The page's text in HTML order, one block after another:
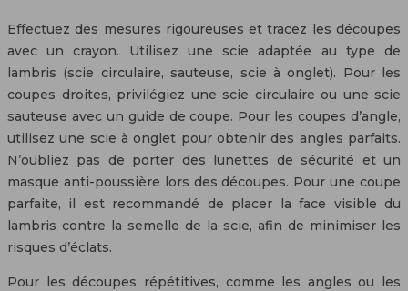
Effectuez des mesures rigoureuses et tracez les découpes
avec un crayon. Utilisez une scie adaptée au type de
lambris (scie circulaire, sauteuse, scie à onglet). Pour les
coupes droites, privilégiez une scie circulaire ou une scie
sauteuse avec un guide de coupe. Pour les coupes d’angle,
utilisez une scie à onglet pour obtenir des angles parfaits.
N’oubliez pas de porter des lunettes de sécurité et un
masque anti-poussière lors des découpes. Pour une coupe
parfaite, il est recommandé de placer la face visible du
lambris contre la semelle de la scie, afin de minimiser les
risques d’éclats.
Pour les découpes répétitives, comme les angles ou les